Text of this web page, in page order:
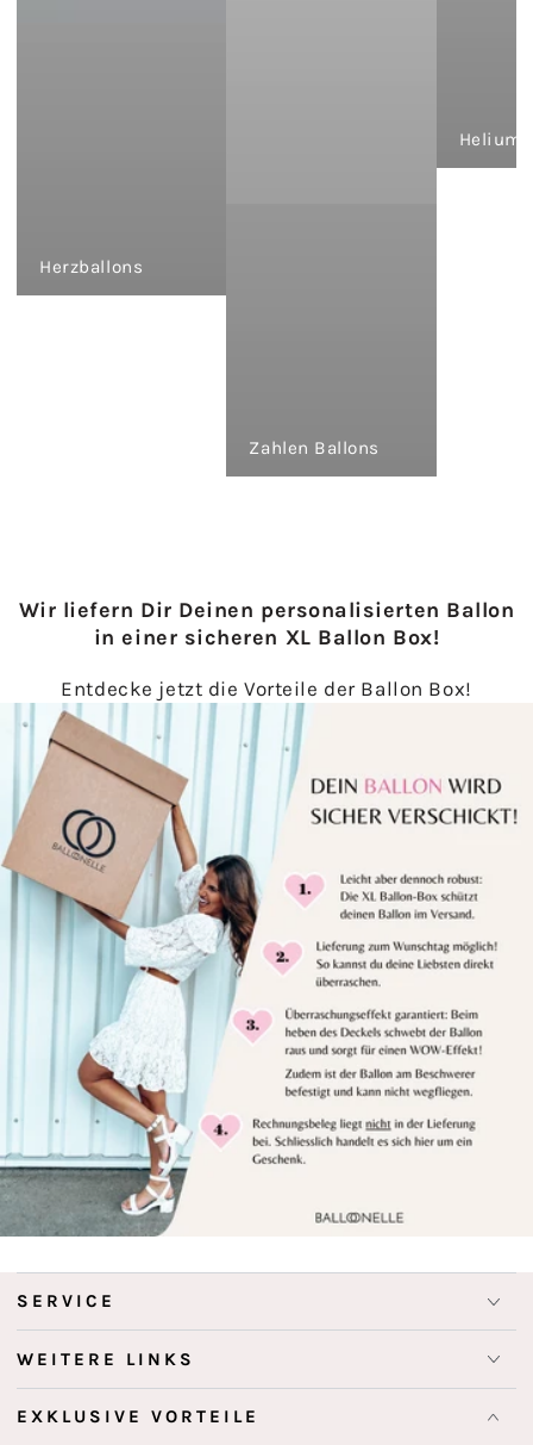
Herzballons
Zahlen Ballons
Wir liefern Dir Deinen personalisierten Ballon
in einer sicheren XL Ballon Box!
Entdecke jetzt die Vorteile der Ballon Box!
SERVICE
WEITERE LINKS
EXKLUSIVE VORTEILE